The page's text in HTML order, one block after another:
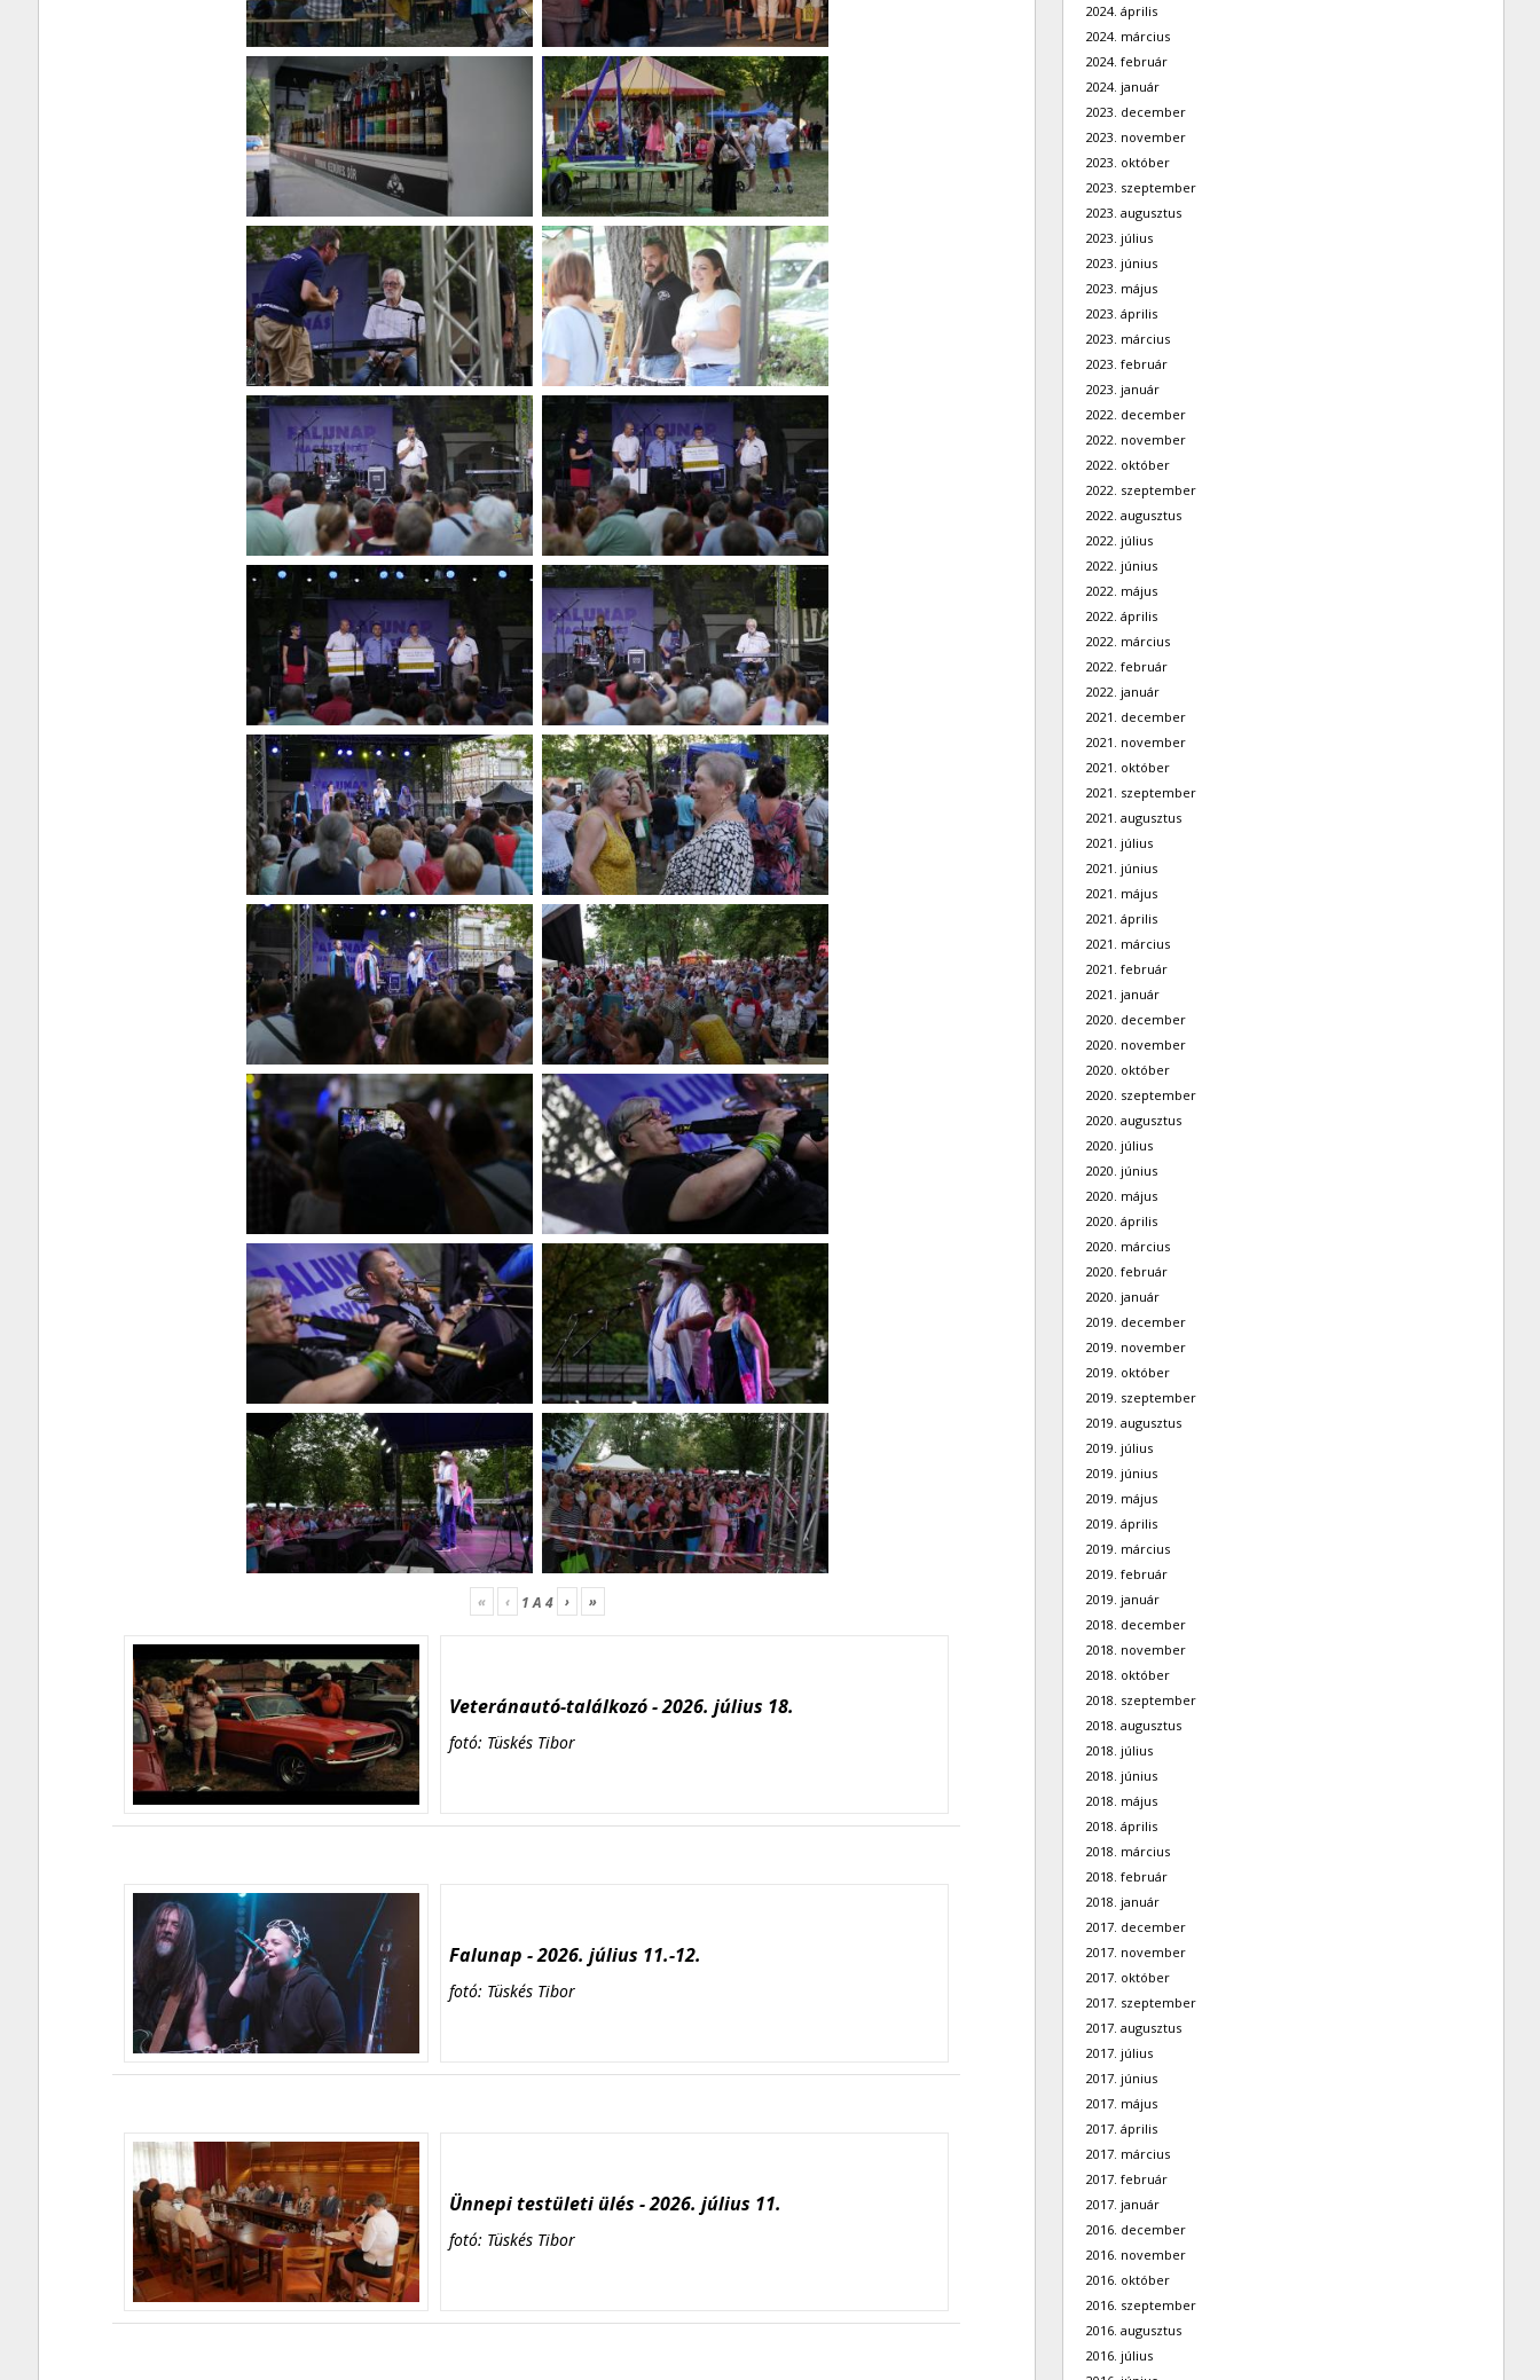
« ‹ 1A 4 › »
Veteránautó-találkozó - 2026. július 18.
fotó: Tüskés Tibor
Falunap - 2026. július 11.-12.
fotó: Tüskés Tibor
Ünnepi testületi ülés - 2026. július 11.
fotó: Tüskés Tibor
2024. április
2024. március
2024. február
2024. január
2023. december
2023. november
2023. október
2023. szeptember
2023. augusztus
2023. július
2023. június
2023. május
2023. április
2023. március
2023. február
2023. január
2022. december
2022. november
2022. október
2022. szeptember
2022. augusztus
2022. július
2022. június
2022. május
2022. április
2022. március
2022. február
2022. január
2021. december
2021. november
2021. október
2021. szeptember
2021. augusztus
2021. július
2021. június
2021. május
2021. április
2021. március
2021. február
2021. január
2020. december
2020. november
2020. október
2020. szeptember
2020. augusztus
2020. július
2020. június
2020. május
2020. április
2020. március
2020. február
2020. január
2019. december
2019. november
2019. október
2019. szeptember
2019. augusztus
2019. július
2019. június
2019. május
2019. április
2019. március
2019. február
2019. január
2018. december
2018. november
2018. október
2018. szeptember
2018. augusztus
2018. július
2018. június
2018. május
2018. április
2018. március
2018. február
2018. január
2017. december
2017. november
2017. október
2017. szeptember
2017. augusztus
2017. július
2017. június
2017. május
2017. április
2017. március
2017. február
2017. január
2016. december
2016. november
2016. október
2016. szeptember
2016. augusztus
2016. július